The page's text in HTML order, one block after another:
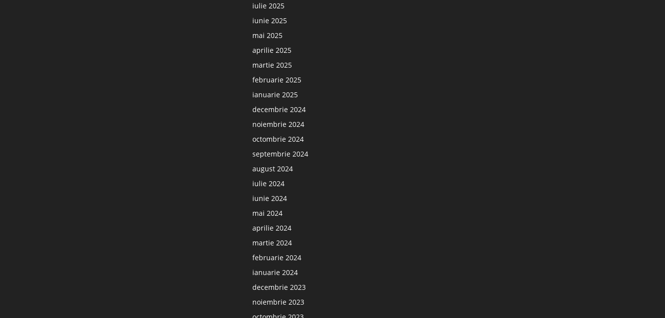
iulie 2025
iunie 2025
mai 2025
aprilie 2025
martie 2025
februarie 2025
ianuarie 2025
decembrie 2024
noiembrie 2024
octombrie 2024
septembrie 2024
august 2024
iulie 2024
iunie 2024
mai 2024
aprilie 2024
martie 2024
februarie 2024
ianuarie 2024
decembrie 2023
noiembrie 2023